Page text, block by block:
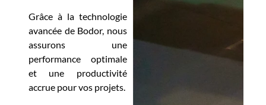
Grâce à la technologie
avancée de Bodor, nous
assurons une
performance optimale
et une productivité
accrue pour vos projets.